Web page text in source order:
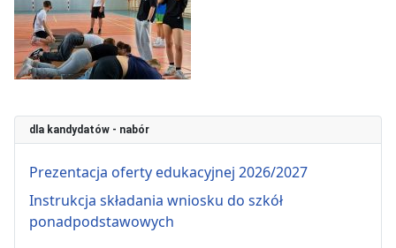
dla kandydatów - nabór
Prezentacja oferty edukacyjnej 2026/2027
Instrukcja składania wniosku do szkół
ponadpodstawowych